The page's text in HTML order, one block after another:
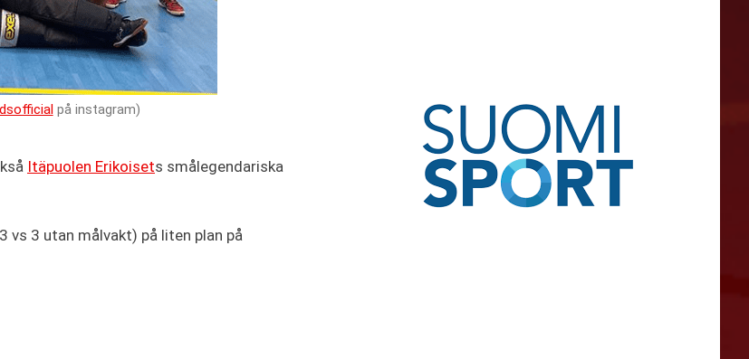
på instagram)
Itäpuolen Erikoisets smålegendariska
vs 3 utan målvakt) på liten plan på